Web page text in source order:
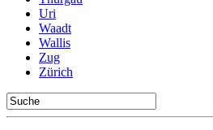
Uri
Waadt
Wallis
Zug
Zürich